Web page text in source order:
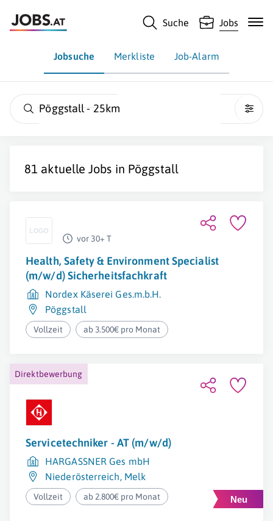
Suche Jobs
Jobsuche Merkliste Job-Alarm
Pöggstall - 25km
81 aktuelle Jobs in Pöggstall
vor 30+ T
Health, Safety & Environment Specialist
(m/w/d) Sicherheitsfachkraft
Nordex Käserei Ges.m.b.H.
Pöggstall
Vollzeit ab 3.500€ pro Monat
Direktbewerbung
Servicetechniker - AT (m/w/d)
HARGASSNER Ges mbH
Niederösterreich, Melk
Vollzeit ab 2.800€ pro Monat